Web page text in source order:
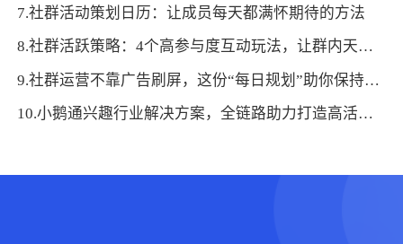
7.社群活动策划日历：让成员每天都满怀期待的方法
8.社群活跃策略：4个高参与度互动玩法，让群内天天有讨论
9.社群运营不靠广告刷屏，这份“每日规划”助你保持活跃氛围
10.小鹅通兴趣行业解决方案，全链路助力打造高活跃用户生态！